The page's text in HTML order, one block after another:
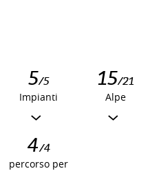
5/5
Impianti
15/21
Alpe
4/4
percorso per